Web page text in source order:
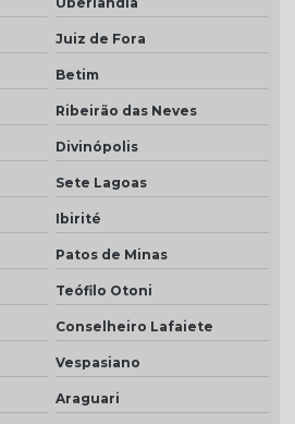
Juiz de Fora
Betim
Ribeirão das Neves
Divinópolis
Sete Lagoas
Ibirité
Patos de Minas
Teófilo Otoni
Conselheiro Lafaiete
Vespasiano
Araguari